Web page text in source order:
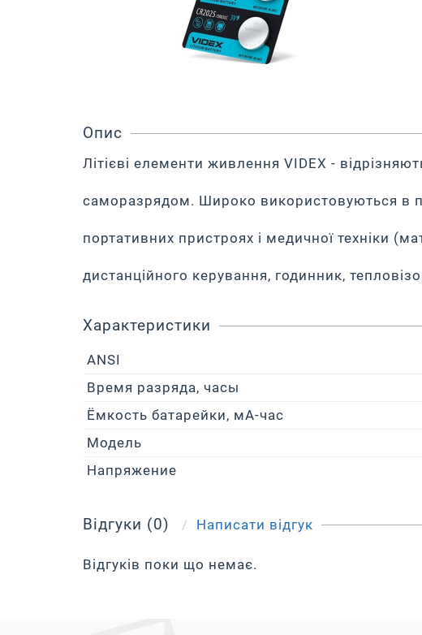
Опис
Літієві елементи живлення VIDEX -
саморазрядом. Широко використовуються в
портативних пристроях і медичної техніки
дистанційного керування, годинник,
Характеристики
ANSI
Время разряда, часы
Ёмкость батарейки, мА-час
Модель
Напряжение
Відгуки (0) Написати відгук
Відгуків поки що немає.